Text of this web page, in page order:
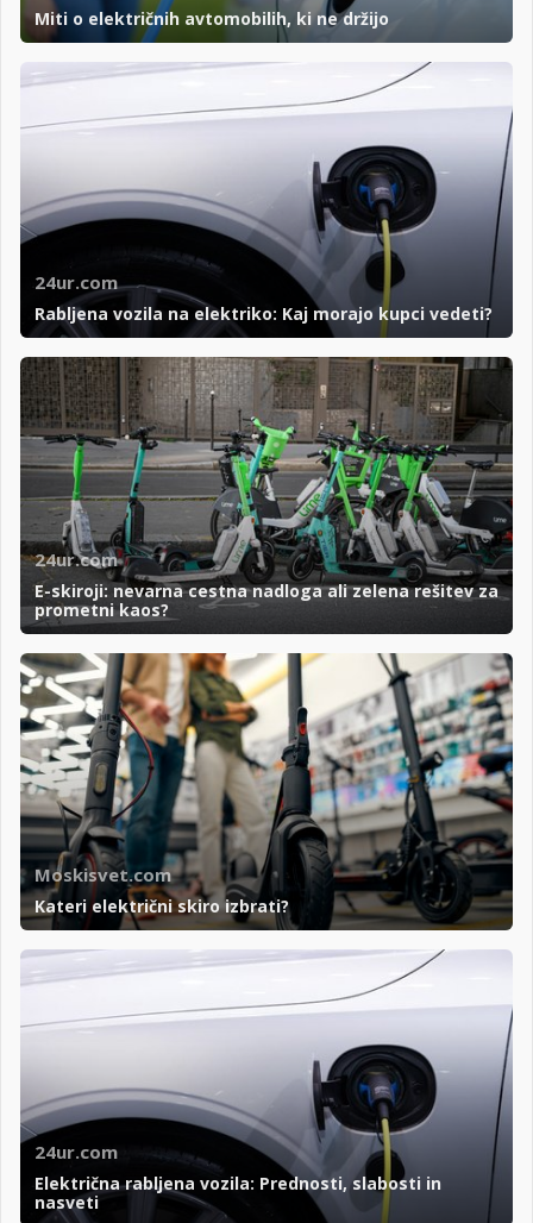
Miti o električnih avtomobilih, ki ne držijo
24ur.com
Rabljena vozila na elektriko: Kaj morajo kupci vedeti?
24ur.com
E-skiroji: nevarna cestna nadloga ali zelena rešitev za
prometni kaos?
Moskisvet.com
Kateri električni skiro izbrati?
24ur.com
Električna rabljena vozila: Prednosti, slabosti in
nasveti